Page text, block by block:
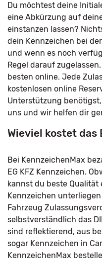
Du möchtest deine
eine Abkürzung auf
einstanzen lassen?
dein Kennzeichen bei
und wenn es noch
Regel darauf
besten online. Jede
kostenlosen online
Unterstützung
uns und wir helfen dir
Wieviel kostet das
Bei KennzeichenMax
EG KFZ Kennzeichen.
kannst du beste Qualität
Kennzeichen
Fahrzeug
selbstverständlich das
sind reflektierend, aus
sogar Kennzeichen in
KennzeichenMax